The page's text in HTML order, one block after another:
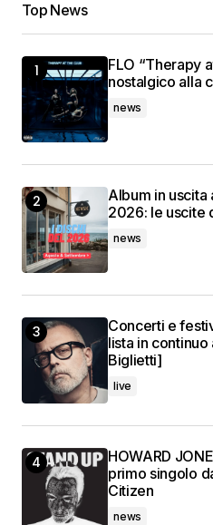
Top News
FLO “Therapy
nostalgico alla
news
Album in
2026: le uscite
news
Concerti e
lista in
Biglietti]
live
HOWARD
primo singolo
Citizen
news